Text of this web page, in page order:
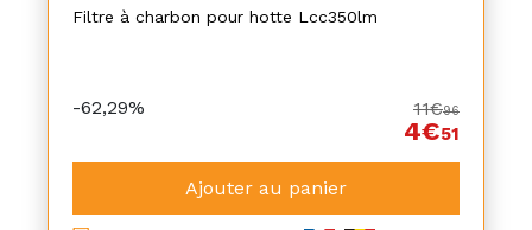
Filtre à charbon pour hotte Lcc350lm
-62,29% 11€96
4€51
Ajouter au panier